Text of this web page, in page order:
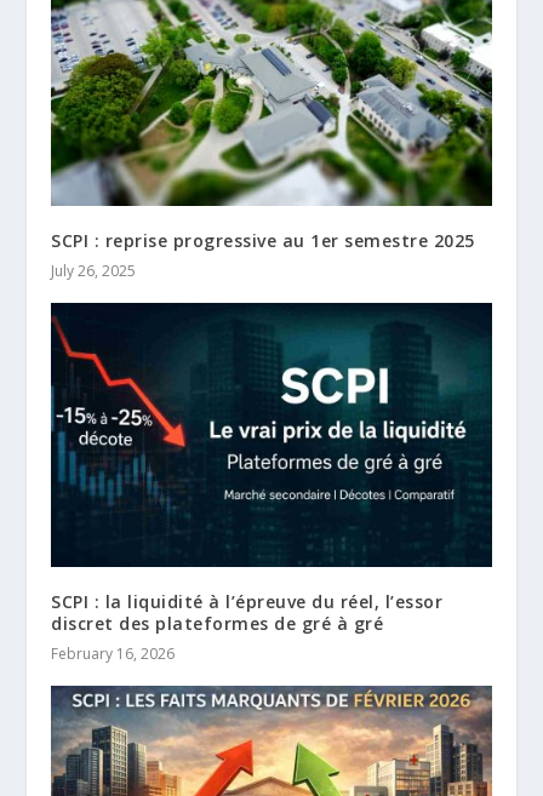
SCPI : reprise progressive au 1er semestre 2025
July 26, 2025
SCPI : la liquidité à l’épreuve du réel, l’essor
discret des plateformes de gré à gré
February 16, 2026